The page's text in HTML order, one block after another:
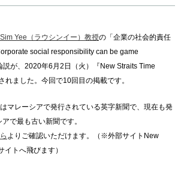
Yee（ラウシンイー）教授の「企業の社会的責任
social responsibility can be game
が、2020年6月2日（火）『New Straits Time
れました。今回で10回目の掲載です。
マレーシアで発行されている英字新聞で、現在も発
で最も古い新聞です。
よりご確認いただけます。（※外部サイトNew
トへ飛びます）